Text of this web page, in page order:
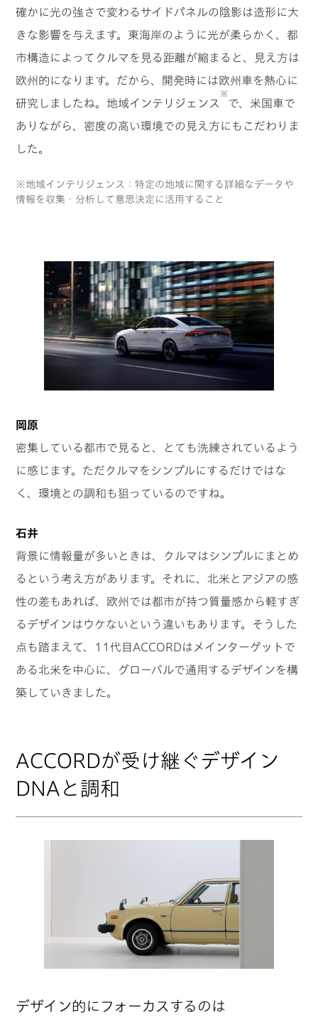
確かに光の強さで変わるサイドパネルの陰影は造形に大
きな影響を与えます。東海岸のように光が柔らかく、都
市構造によってクルマを見る距離が縮まると、見え方は
欧州的になります。だから、開発時には欧州車を熱心に
研究しましたね。地域インテリジェンス
※
で、米国車で
ありながら、密度の高い環境での見え方にもこだわりま
した。
※地域インテリジェンス：特定の地域に関する詳細なデータや
情報を収集・分析して意思決定に活用すること
岡原
密集している都市で見ると、とても洗練されているよう
に感じます。ただクルマをシンプルにするだけではな
く、環境との調和も狙っているのですね。
石井
背景に情報量が多いときは、クルマはシンプルにまとめ
るという考え方があります。それに、北米とアジアの感
性の差もあれば、欧州では都市が持つ質量感から軽すぎ
るデザインはウケないという違いもあります。そうした
点も踏まえて、11代目ACCORDはメインターゲットで
ある北米を中心に、グローバルで通用するデザインを構
築していきました。
ACCORDが受け継ぐデザイン
DNAと調和
デザイン的にフォーカスするのは